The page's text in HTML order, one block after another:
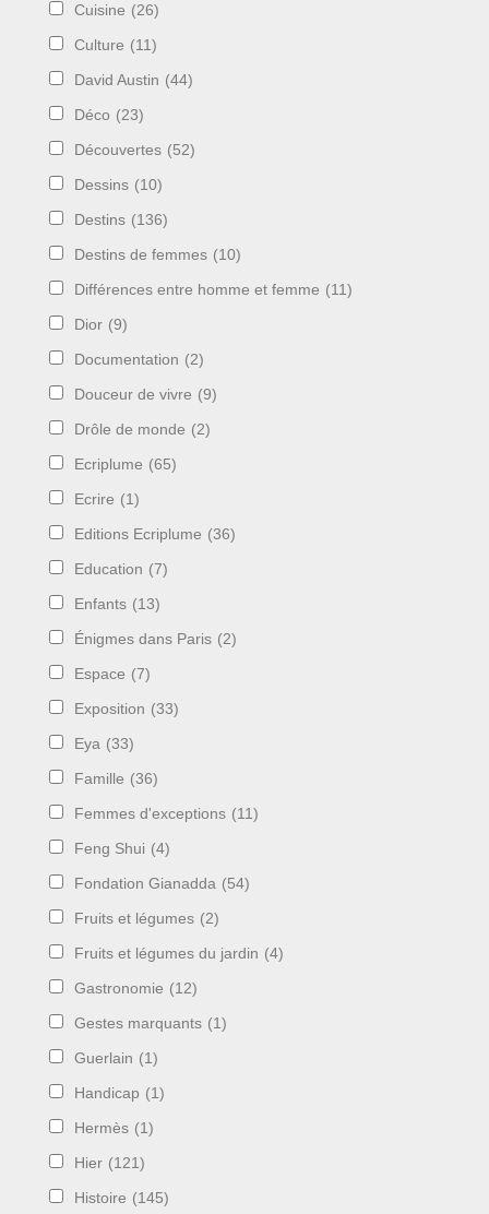
Cuisine (26)
Culture (11)
David Austin (44)
Déco (23)
Découvertes (52)
Dessins (10)
Destins (136)
Destins de femmes (10)
Différences entre homme et femme (11)
Dior (9)
Documentation (2)
Douceur de vivre (9)
Drôle de monde (2)
Ecriplume (65)
Ecrire (1)
Editions Ecriplume (36)
Education (7)
Enfants (13)
Énigmes dans Paris (2)
Espace (7)
Exposition (33)
Eya (33)
Famille (36)
Femmes d'exceptions (11)
Feng Shui (4)
Fondation Gianadda (54)
Fruits et légumes (2)
Fruits et légumes du jardin (4)
Gastronomie (12)
Gestes marquants (1)
Guerlain (1)
Handicap (1)
Hermès (1)
Hier (121)
Histoire (145)